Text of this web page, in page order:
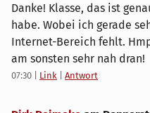
Danke! Klasse, das ist
habe. Wobei ich gerade
Internet-Bereich fehlt.
am sonsten sehr nah dran!
07:30 Link Antwort